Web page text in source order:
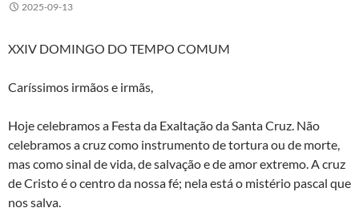
2025-09-13
XXIV DOMINGO DO TEMPO COMUM
Caríssimos irmãos e irmãs,
Hoje celebramos a Festa da Exaltação da Santa Cruz. Não
celebramos a cruz como instrumento de tortura ou de morte,
mas como sinal de vida, de salvação e de amor extremo. A cruz
de Cristo é o centro da nossa fé; nela está o mistério pascal que
nos salva.